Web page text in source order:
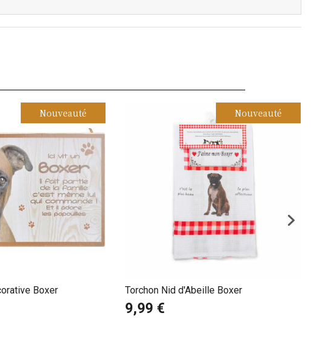
Nouveauté
Boxer
Nouveauté
Torchon Nid d'Abeille Boxer
9,99 €